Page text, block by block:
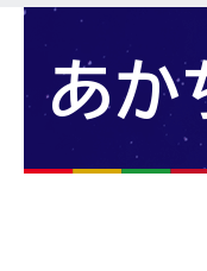
あか